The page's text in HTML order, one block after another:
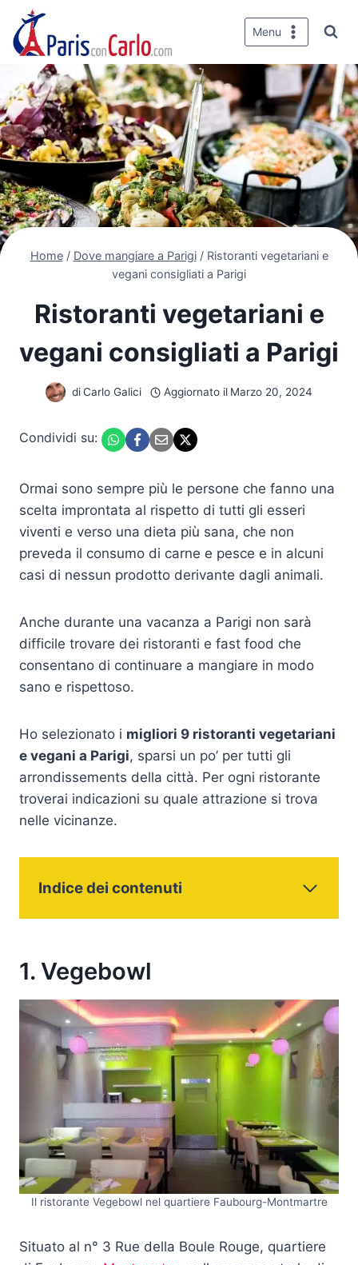
Salta
contenuto
Menu
Home / Dove mangiare a Parigi / Ristoranti vegetariani e
vegani consigliati a Parigi
Ristoranti vegetariani e
vegani consigliati a Parigi
di Carlo Galici Aggiornato il Marzo 20, 2024
Condividi su:
Ormai sono sempre più le persone che fanno una
scelta improntata al rispetto di tutti gli esseri
viventi e verso una dieta più sana, che non
preveda il consumo di carne e pesce e in alcuni
casi di nessun prodotto derivante dagli animali.
Anche durante una vacanza a Parigi non sarà
difficile trovare dei ristoranti e fast food che
consentano di continuare a mangiare in modo
sano e rispettoso.
Ho selezionato i migliori 9 ristoranti vegetariani
e vegani a Parigi, sparsi un po’ per tutti gli
arrondissements della città. Per ogni ristorante
troverai indicazioni su quale attrazione si trova
nelle vicinanze.
Indice dei contenuti
1. Vegebowl
Il ristorante Vegebowl nel quartiere Faubourg-Montmartre
Situato al n° 3 Rue della Boule Rouge, quartiere